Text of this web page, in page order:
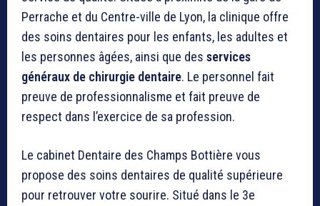
Perrache et du Centre-ville de Lyon, la clinique offre
des soins dentaires pour les enfants, les adultes et
les personnes âgées, ainsi que des services
généraux de chirurgie dentaire. Le personnel fait
preuve de professionnalisme et fait preuve de
respect dans l’exercice de sa profession.
Le cabinet Dentaire des Champs Bottière vous
propose des soins dentaires de qualité supérieure
pour retrouver votre sourire. Situé dans le 3e